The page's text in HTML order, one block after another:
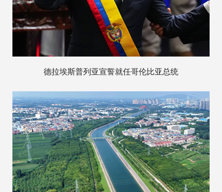
德拉埃斯普列亚宣誓就任哥伦比亚总统